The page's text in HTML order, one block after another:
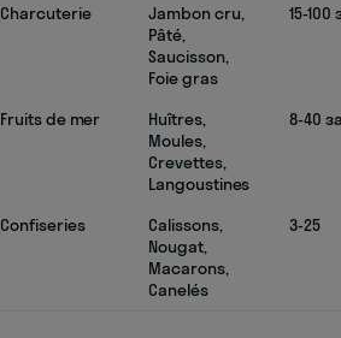
Charcuterie
Jambon cru,
Pâté,
Saucisson,
Foie gras
15-100
Fruits de mer
Huîtres,
Moules,
Crevettes,
Langoustines
8-40
Confiseries
Calissons,
Nougat,
Macarons,
Canelés
3-25